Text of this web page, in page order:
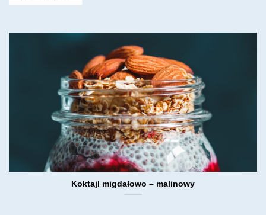
Koktajl migdałowo – malinowy